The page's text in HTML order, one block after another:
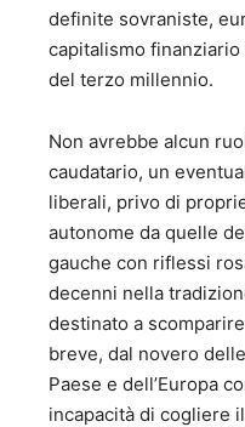
Roma - Avagliano
- Romanzo –
psicologia Salvatore
Editore - 2009; 29. “La
“I pazzi e le smorfie”
Genesi Editrice 2011
una rampante” –
sfumature” – Romanzo
fuga dall’intimità” –
“Canzoniere satirico” –
2015. 35. “Vissi
2018 36. “Fake-off” –
definite sovraniste,
capitalismo
del terzo millennio.
Non avrebbe alcun
caudatario, un
liberali, privo di
autonome da quelle
gauche con riflessi
decenni nella
destinato a
breve, dal novero
Paese e dell’Europa
incapacità di cogliere